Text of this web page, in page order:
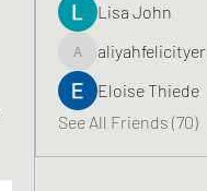
Lisa John
aliyahfelicityer
aliyahfelicityer
Eloise Thiede
See All Friends (70)